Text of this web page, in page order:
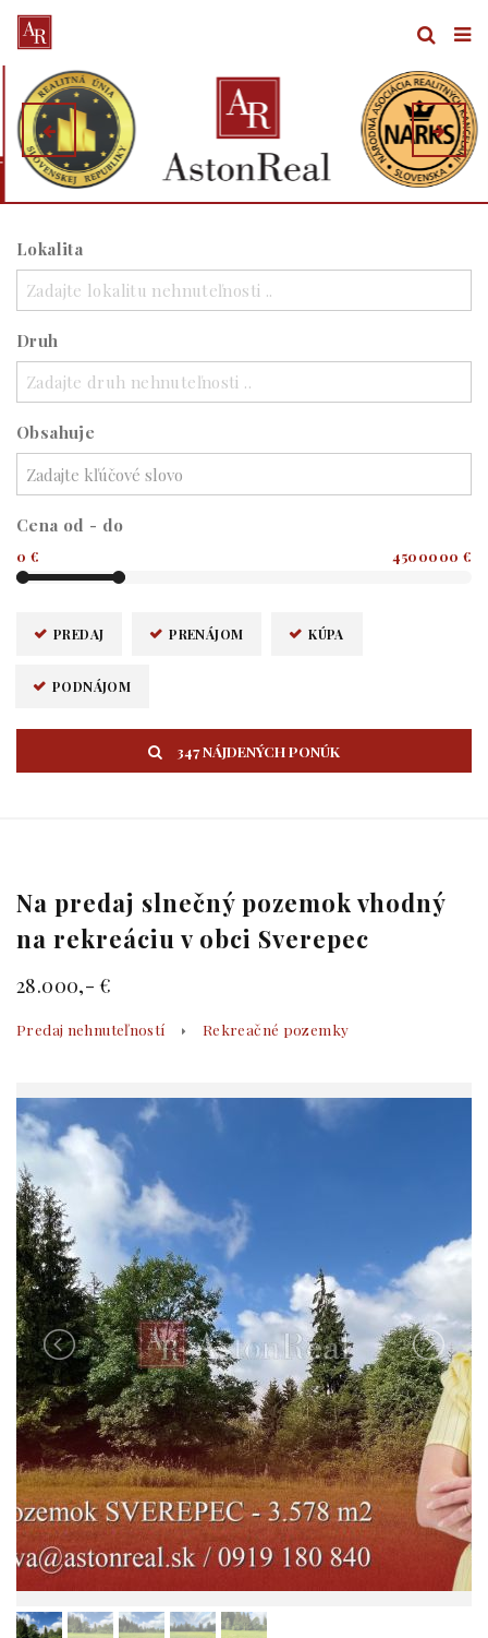
Lokalita
Zadajte lokalitu nehnuteľnosti ..
Druh
Zadajte druh nehnuteľnosti ..
Obsahuje
Cena od - do
0 € 4500000 €
PREDAJ PRENÁJOM KÚPA
PODNÁJOM
347 NÁJDENÝCH PONÚK
Na predaj slnečný pozemok vhodný
na rekreáciu v obci Sverepec
28.000,- €
Predaj nehnuteľností Rekreačné pozemky